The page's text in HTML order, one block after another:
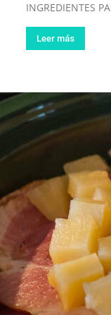
INGREDIENTES
Leer más